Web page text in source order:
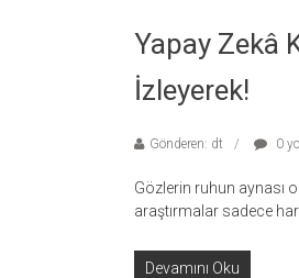
Yapay Zekâ
İzleyerek!
Gönderen: dt 0
Gözlerin ruhun aynası
araştırmalar sadece
Devamını Oku